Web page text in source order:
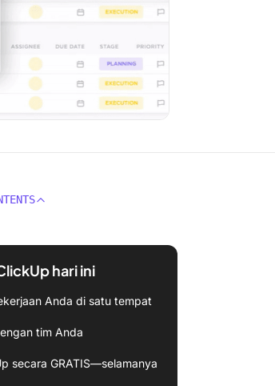
hari ini
Anda di satu tempat
tim Anda
secara GRATIS—selamanya